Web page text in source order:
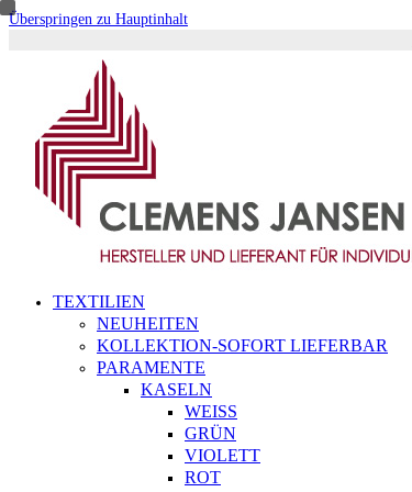
Überspringen zu Hauptinhalt
TEXTILIEN
NEUHEITEN
KOLLEKTION-SOFORT LIEFERBAR
PARAMENTE
KASELN
WEISS
GRÜN
VIOLETT
ROT